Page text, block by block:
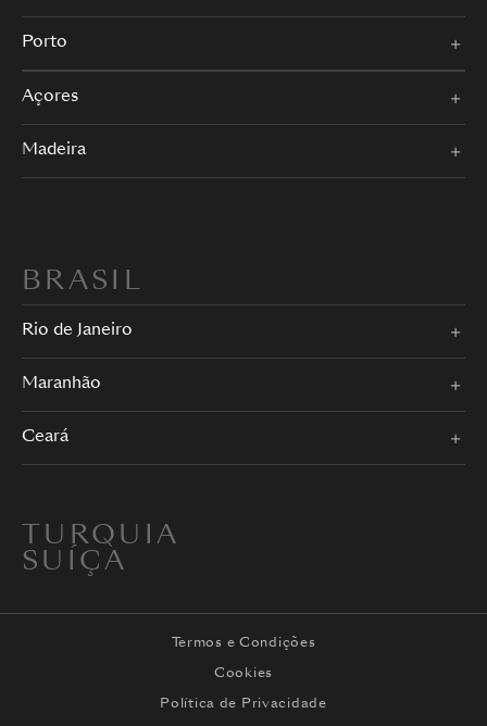
Porto
Açores
Madeira
BRASIL
Rio de Janeiro
Maranhão
Ceará
TURQUIA
SUÍÇA
Termos e Condições
Cookies
Política de Privacidade